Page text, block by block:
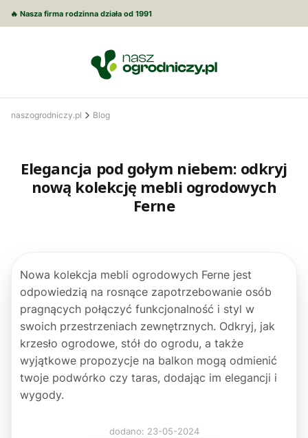
🔥 Nasza firma rodzinna działa od 1991
naszogrodniczy.pl Blog
Elegancja pod gołym niebem: odkryj
nową kolekcję mebli ogrodowych
Ferne
Nowa kolekcja mebli ogrodowych Ferne jest
odpowiedzią na rosnące zapotrzebowanie osób
pragnących połączyć funkcjonalność i styl w
swoich przestrzeniach zewnętrznych. Odkryj, jak
krzesło ogrodowe, stół do ogrodu, a także
wyjątkowe propozycje na balkon mogą odmienić
twoje podwórko czy taras, dodając im elegancji i
wygody.
dodano: 23-05-2024